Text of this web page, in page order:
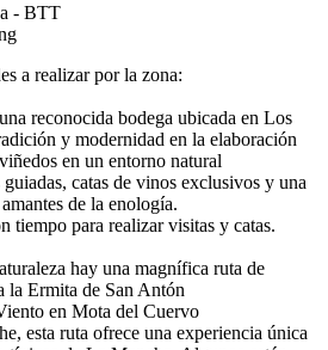
- BTT
a realizar por la zona:
reconocida bodega ubicada en Los
y modernidad en la elaboración
en un entorno natural
catas de vinos exclusivos y una
de la enología.
tiempo para realizar visitas y catas.
hay una magnífica ruta de
la Ermita de San Antón
en Mota del Cuervo
esta ruta ofrece una experiencia única